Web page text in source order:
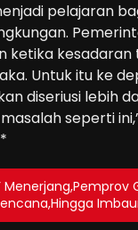
pelajaran
ketika kesadaran
Untuk itu ke
diseriusi lebih
seperti
Menerjang,Pemprov